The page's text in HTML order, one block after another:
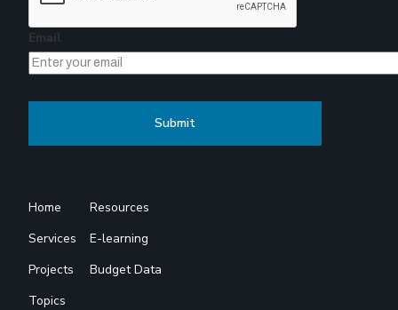
Email
Home
Services
Projects
Topics
Resources
E-learning
Budget Data